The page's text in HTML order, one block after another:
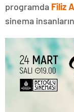
programda Filiz
sinema